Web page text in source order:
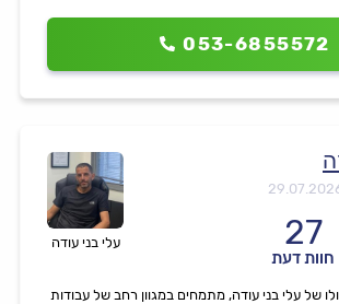
053-6855572
עלי בני עודה 27
חוות דעת
של עלי בני עודה, מתמחים במגוון רחב של עבודות